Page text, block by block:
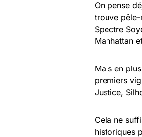
On pense
trouve pêle-
Spectre
Manhattan
Mais en
premiers
Justice,
Cela ne
historiques